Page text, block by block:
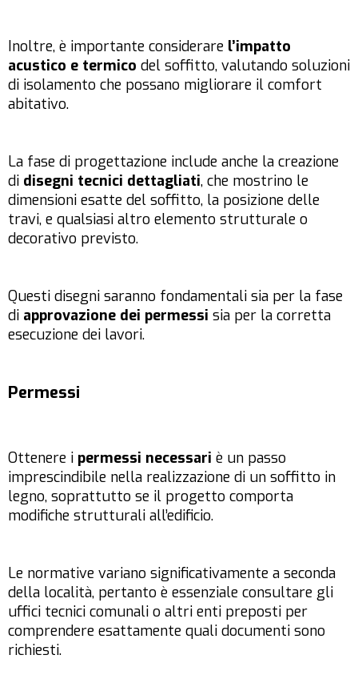
Inoltre, è importante considerare l’impatto
acustico e termico del soffitto, valutando soluzioni
di isolamento che possano migliorare il comfort
abitativo.
La fase di progettazione include anche la creazione
di disegni tecnici dettagliati, che mostrino le
dimensioni esatte del soffitto, la posizione delle
travi, e qualsiasi altro elemento strutturale o
decorativo previsto.
Questi disegni saranno fondamentali sia per la fase
di approvazione dei permessi sia per la corretta
esecuzione dei lavori.
Permessi
Ottenere i permessi necessari è un passo
imprescindibile nella realizzazione di un soffitto in
legno, soprattutto se il progetto comporta
modifiche strutturali all’edificio.
Le normative variano significativamente a seconda
della località, pertanto è essenziale consultare gli
uffici tecnici comunali o altri enti preposti per
comprendere esattamente quali documenti sono
richiesti.